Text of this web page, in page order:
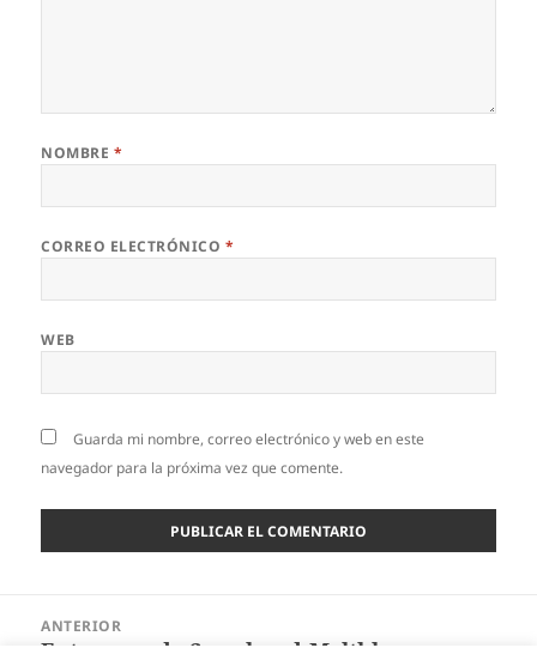
NOMBRE *
CORREO ELECTRÓNICO *
WEB
Guarda mi nombre, correo electrónico y web en este
navegador para la próxima vez que comente.
ANTERIOR